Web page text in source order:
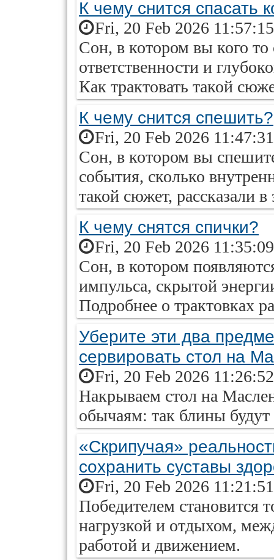
К чему снится спасать
Fri, 20 Feb 2026
Сон, в котором вы кого то
ответственности и
Как трактовать такой
К чему снится спешить?
Fri, 20 Feb 2026
Сон, в котором вы
события, сколько
такой сюжет, рассказали в
К чему снятся спички?
Fri, 20 Feb 2026
Сон, в котором
импульса, скрытой
Подробнее о трактовках
Уберите эти два
сервировать стол на
Fri, 20 Feb 2026
Накрываем стол на
обычаям: так блины будут
«Скрипучая»
сохранить суставы
Fri, 20 Feb 2026
Победителем становится
нагрузкой и отдыхом,
работой и движением.